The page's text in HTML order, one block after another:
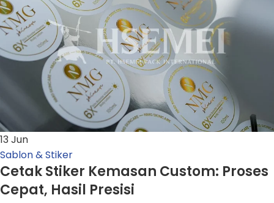
13 Jun
Sablon & Stiker
Cetak Stiker Kemasan Custom: Proses
Cepat, Hasil Presisi